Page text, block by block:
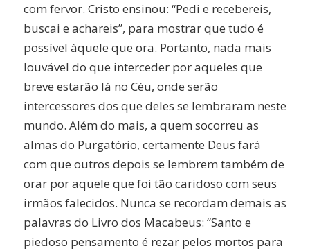
com fervor. Cristo ensinou: “Pedi e recebereis,
buscai e achareis”, para mostrar que tudo é
possível àquele que ora. Portanto, nada mais
louvável do que interceder por aqueles que
breve estarão lá no Céu, onde serão
intercessores dos que deles se lembraram neste
mundo. Além do mais, a quem socorreu as
almas do Purgatório, certamente Deus fará
com que outros depois se lembrem também de
orar por aquele que foi tão caridoso com seus
irmãos falecidos. Nunca se recordam demais as
palavras do Livro dos Macabeus: “Santo e
piedoso pensamento é rezar pelos mortos para